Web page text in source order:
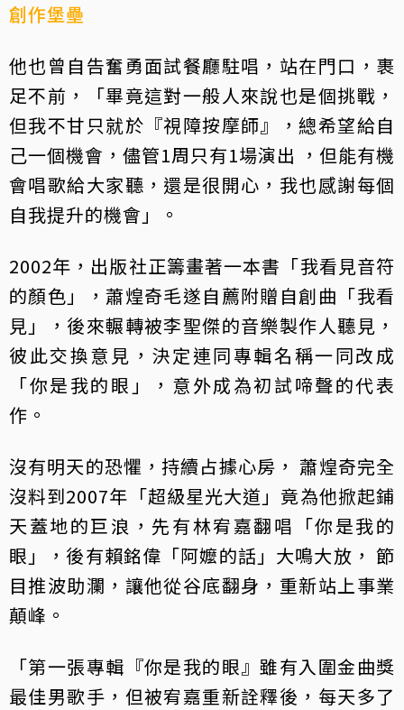
創作堡壘
他也曾自告奮勇面試餐廳駐唱，站在門口，裹
足不前，「畢竟這對一般人來說也是個挑戰，
但我不甘只就於『視障按摩師』，總希望給自
己一個機會，儘管1周只有1場演出 ，但能有機
會唱歌給大家聽，還是很開心，我也感謝每個
自我提升的機會」。
2002年，出版社正籌畫著一本書「我看見音符
的顏色」，蕭煌奇毛遂自薦附贈自創曲「我看
見」，後來輾轉被李聖傑的音樂製作人聽見，
彼此交換意見，決定連同專輯名稱一同改成
「你是我的眼」，意外成為初試啼聲的代表
作。
沒有明天的恐懼，持續占據心房， 蕭煌奇完全
沒料到2007年「超級星光大道」竟為他掀起鋪
天蓋地的巨浪，先有林宥嘉翻唱「你是我的
眼」，後有賴銘偉「阿嬤的話」大鳴大放， 節
目推波助瀾，讓他從谷底翻身，重新站上事業
顛峰。
「第一張專輯『你是我的眼』雖有入圍金曲獎
最佳男歌手，但被宥嘉重新詮釋後，每天多了